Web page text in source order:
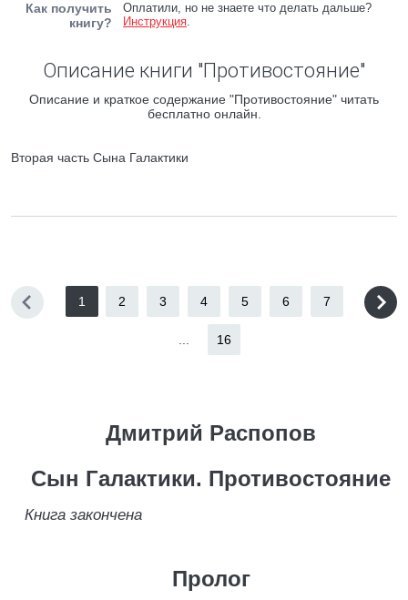
Как получить
книгу?
Оплатили, но не знаете что делать дальше?
Инструкция.
Описание книги "Противостояние"
Описание и краткое содержание "Противостояние" читать
бесплатно онлайн.
Вторая часть Сына Галактики
1 2 3 4 5 6 7
16
Дмитрий Распопов
Сын Галактики. Противостояние
Книга закончена
Пролог